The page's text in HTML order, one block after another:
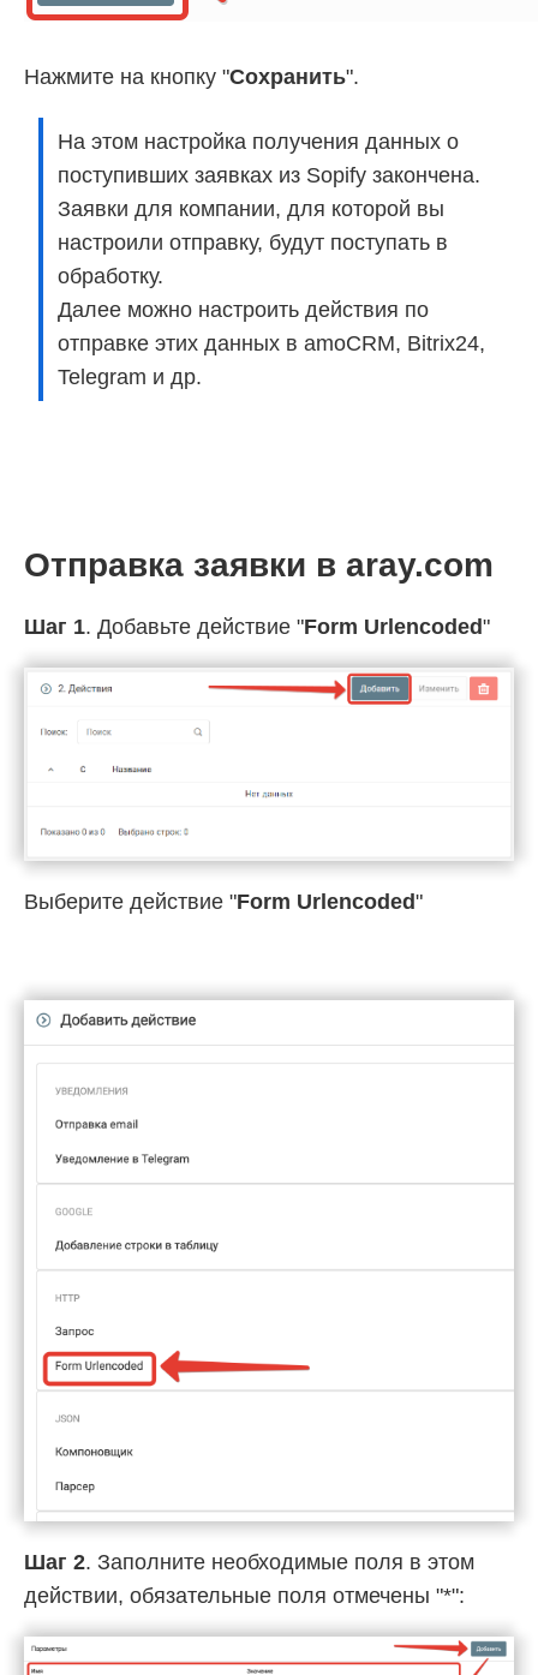
Нажмите на кнопку "Сохранить".
На этом настройка получения данных о
поступивших заявках из Sopify закончена.
Заявки для компании, для которой вы
настроили отправку, будут поступать в
обработку.
Далее можно настроить действия по
отправке этих данных в amoCRM, Bitrix24,
Telegram и др.
Отправка заявки в aray.com
Шаг 1. Добавьте действие "Form Urlencoded"
Выберите действие "Form Urlencoded"
Шаг 2. Заполните необходимые поля в этом
действии, обязательные поля отмечены "*":